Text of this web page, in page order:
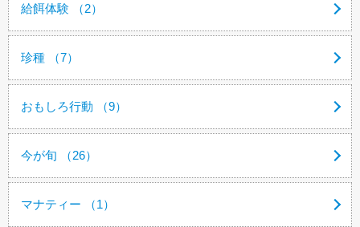
給餌体験 （2）
珍種 （7）
おもしろ行動 （9）
今が旬 （26）
マナティー （1）